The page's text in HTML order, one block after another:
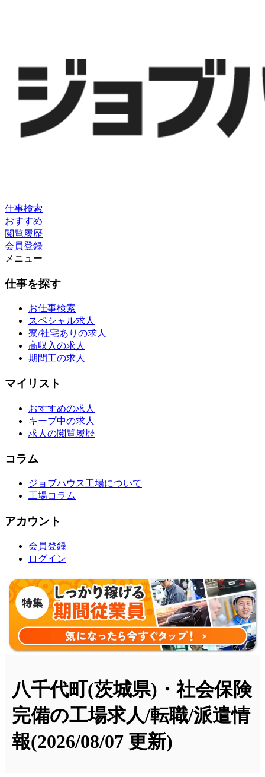
仕事検索
おすすめ
閲覧履歴
会員登録
メニュー
仕事を探す
お仕事検索
スペシャル求人
寮/社宅ありの求人
高収入の求人
期間工の求人
マイリスト
おすすめの求人
キープ中の求人
求人の閲覧履歴
コラム
ジョブハウス工場について
工場コラム
アカウント
会員登録
ログイン
八千代町(茨城県)・社会保険
完備の工場求人/転職/派遣情
報(2026/08/07 更新)